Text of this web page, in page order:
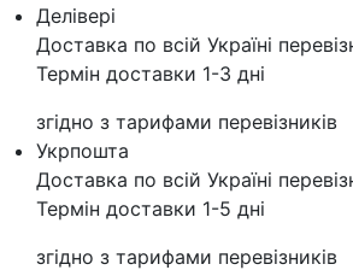
Делівері
Доставка по всій Україні
Термін доставки 1-3 дні
згідно з тарифами перевізників
Укрпошта
Доставка по всій Україні
Термін доставки 1-5 дні
згідно з тарифами перевізників